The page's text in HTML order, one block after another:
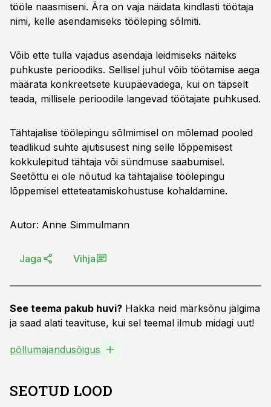
tööle naasmiseni. Ära on vaja näidata kindlasti töötaja
nimi, kelle asendamiseks tööleping sõlmiti.
Võib ette tulla vajadus asendaja leidmiseks näiteks
puhkuste perioodiks. Sellisel juhul võib töötamise aega
määrata konkreetsete kuupäevadega, kui on täpselt
teada, millisele perioodile langevad töötajate puhkused.
Tähtajalise töölepingu sõlmimisel on mõlemad pooled
teadlikud suhte ajutisusest ning selle lõppemisest
kokkulepitud tähtaja või sündmuse saabumisel.
Seetõttu ei ole nõutud ka tähtajalise töölepingu
lõppemisel etteteatamiskohustuse kohaldamine.
Autor: Anne Simmulmann
Jaga Vihja
See teema pakub huvi? Hakka neid märksõnu jälgima
ja saad alati teavituse, kui sel teemal ilmub midagi uut!
põllumajandusõigus
SEOTUD LOOD